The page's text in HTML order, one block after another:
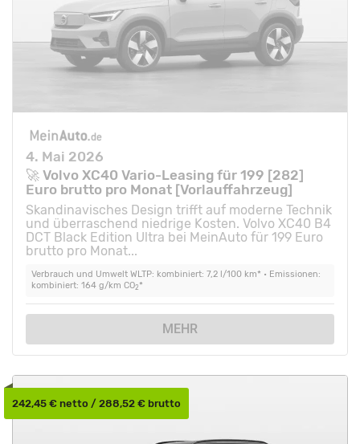
4. Mai 2026
🚀 Volvo XC40 Vario-Leasing für 199 [282]
Euro brutto pro Monat [Vorlauffahrzeug]
Skandinavisches Design trifft auf moderne Technik
und überraschend niedrige Kosten. Volvo XC40 B4
DCT Black Edition Ultra bei MeinAuto für 199 Euro
brutto pro Monat...
Verbrauch und Umwelt WLTP: kombiniert: 7,2 l/100 km* • Emissionen:
kombiniert: 164 g/km CO2*
MEHR
242,45 € netto / 288,52 € brutto